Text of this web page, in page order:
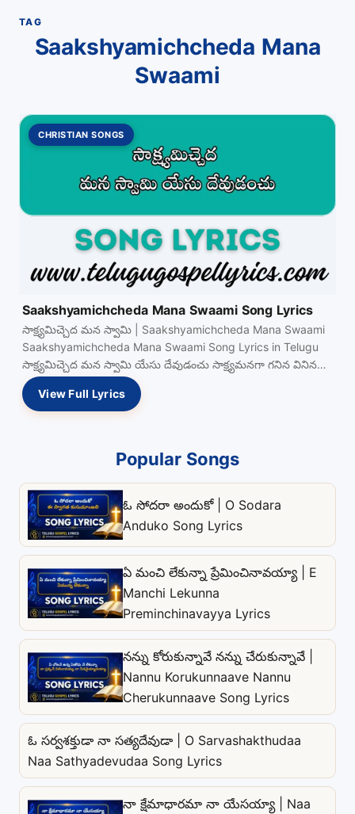
TAG
Saakshyamichcheda Mana
Swaami
CHRISTIAN SONGS
Saakshyamichcheda Mana Swaami Song Lyrics
సాక్ష్యమిచ్చెద మన స్వామి | Saakshyamichcheda Mana Swaami
Saakshyamichcheda Mana Swaami Song Lyrics in Telugu
సాక్ష్యమిచ్చెద మన స్వామి యేసు దేవుడంచు సాక్ష్యమనగా గనిన వినిన
Read more…
View Full Lyrics
Popular Songs
ఓ సోదరా అందుకో | O Sodara
Anduko Song Lyrics
ఏ మంచి లేకున్నా ప్రేమించినావయ్యా | E
Manchi Lekunna
Preminchinavayya Lyrics
నన్ను కోరుకున్నావే నన్ను చేరుకున్నావే |
Nannu Korukunnaave Nannu
Cherukunnaave Song Lyrics
ఓ సర్వశక్తుడా నా సత్యదేవుడా | O Sarvashakthudaa
Naa Sathyadevudaa Song Lyrics
నా క్షేమాధారమా నా యేసయ్యా | Naa